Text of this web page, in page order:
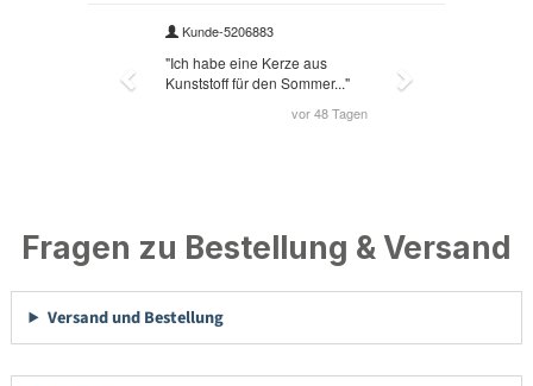
Fragen zu Bestellung & Versand
Versand und Bestellung